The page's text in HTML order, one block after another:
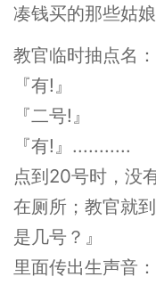
凑钱买的那些姑
教官临时抽点名：
『有!』
『二号!』
『有!』...........
点到20号时，没
在厕所；教官就
是几号？』
里面传出生声音：